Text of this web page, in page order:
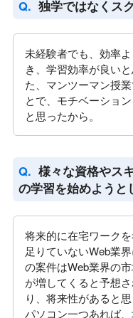
独学ではなくス
未経験者でも、効率
き、学習効率が良い
た、マンツーマン授
とで、モチベーショ
と思ったから。
様々な資格やス
の学習を始めようと
将来的に在宅ワーク
足りていないWeb業
の案件はWeb業界の
が増してくると予想
り、将来性があると思
パソコン一つあれば